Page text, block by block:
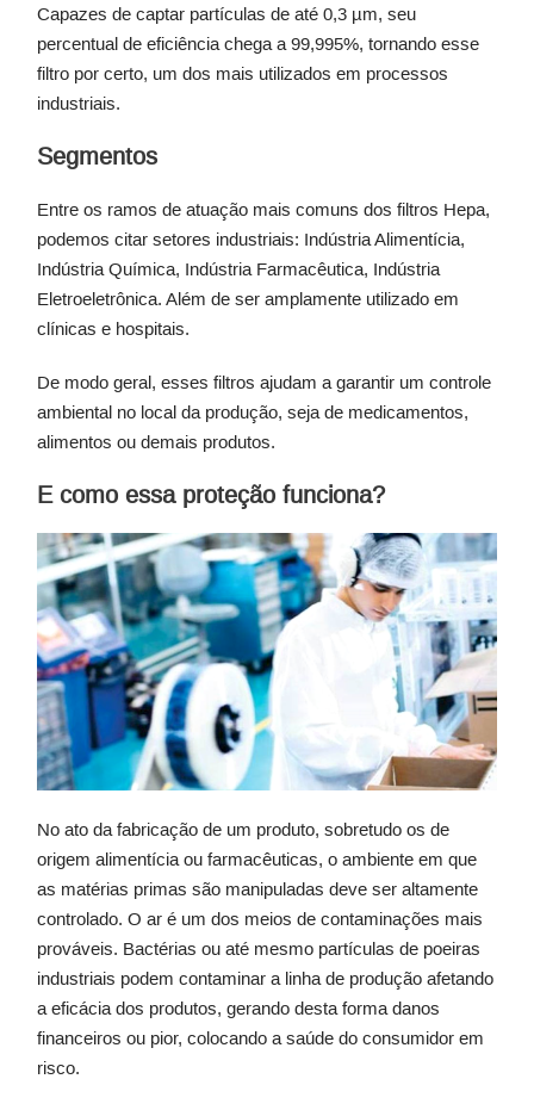
Capazes de captar partículas de até 0,3 µm, seu
percentual de eficiência chega a 99,995%, tornando esse
filtro por certo, um dos mais utilizados em processos
industriais.
Segmentos
Entre os ramos de atuação mais comuns dos filtros Hepa,
podemos citar setores industriais: Indústria Alimentícia,
Indústria Química, Indústria Farmacêutica, Indústria
Eletroeletrônica. Além de ser amplamente utilizado em
clínicas e hospitais.
De modo geral, esses filtros ajudam a garantir um controle
ambiental no local da produção, seja de medicamentos,
alimentos ou demais produtos.
E como essa proteção funciona?
No ato da fabricação de um produto, sobretudo os de
origem alimentícia ou farmacêuticas, o ambiente em que
as matérias primas são manipuladas deve ser altamente
controlado. O ar é um dos meios de contaminações mais
prováveis. Bactérias ou até mesmo partículas de poeiras
industriais podem contaminar a linha de produção afetando
a eficácia dos produtos, gerando desta forma danos
financeiros ou pior, colocando a saúde do consumidor em
risco.